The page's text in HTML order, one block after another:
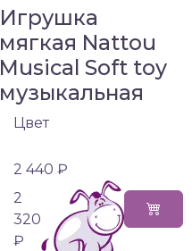
Игрушка
мягкая Nattou
Musical Soft toy
музыкальная
Цвет
2 440 ₽
2
320
₽